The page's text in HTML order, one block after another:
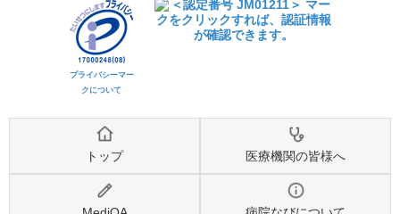
プライバシーマー
クについて
トップ 医療機関の皆様へ